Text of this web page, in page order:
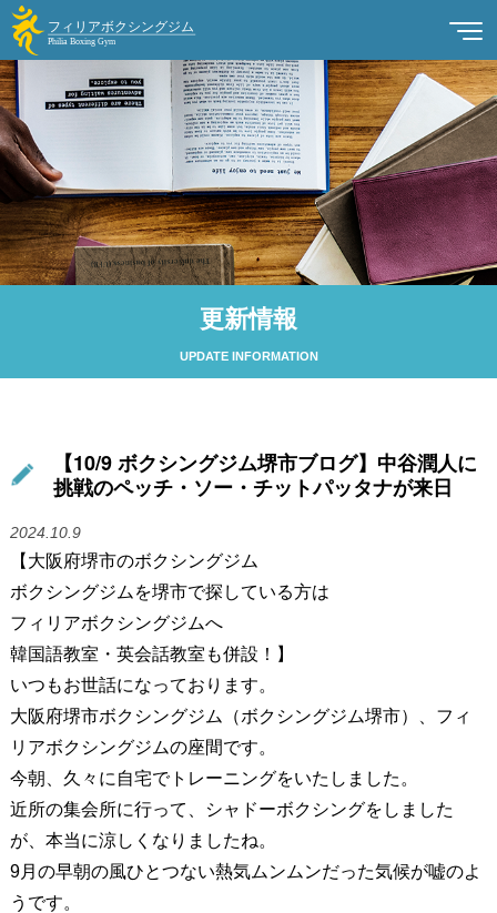
更新情報
UPDATE INFORMATION
【10/9 ボクシングジム堺市ブログ】中谷潤人に
挑戦のペッチ・ソー・チットパッタナが来日
2024.10.9
【大阪府堺市のボクシングジム
ボクシングジムを堺市で探している方は
フィリアボクシングジムへ
韓国語教室・英会話教室も併設！】
いつもお世話になっております。
大阪府堺市ボクシングジム（ボクシングジム堺市）、フィ
リアボクシングジムの座間です。
今朝、久々に自宅でトレーニングをいたしました。
近所の集会所に行って、シャドーボクシングをしました
が、本当に涼しくなりましたね。
9月の早朝の風ひとつない熱気ムンムンだった気候が嘘のよ
うです。